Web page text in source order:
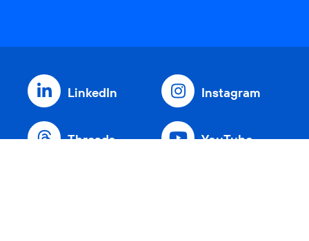
LinkedIn Instagram
Threads YouTube